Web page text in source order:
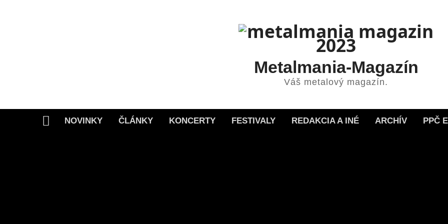
Metalmania-Magazín
Váš metalový magazín.
HomeNOVINKY ČLÁNKY KONCERTY FESTIVALY REDAKCIA A INÉ ARCHÍV PPČ